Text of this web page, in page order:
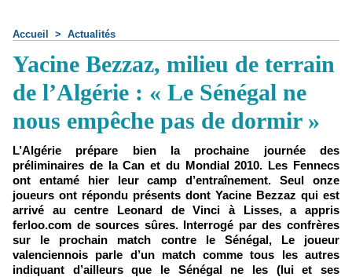
Accueil > Actualités
Yacine Bezzaz, milieu de terrain
de l’Algérie : « Le Sénégal ne
nous empêche pas de dormir »
L’Algérie prépare bien la prochaine journée des
préliminaires de la Can et du Mondial 2010. Les Fennecs
ont entamé hier leur camp d’entraînement. Seul onze
joueurs ont répondu présents dont Yacine Bezzaz qui est
arrivé au centre Leonard de Vinci à Lisses, a appris
ferloo.com de sources sûres. Interrogé par des confrères
sur le prochain match contre le Sénégal, Le joueur
valenciennois parle d’un match comme tous les autres
indiquant d’ailleurs que le Sénégal ne les (lui et ses